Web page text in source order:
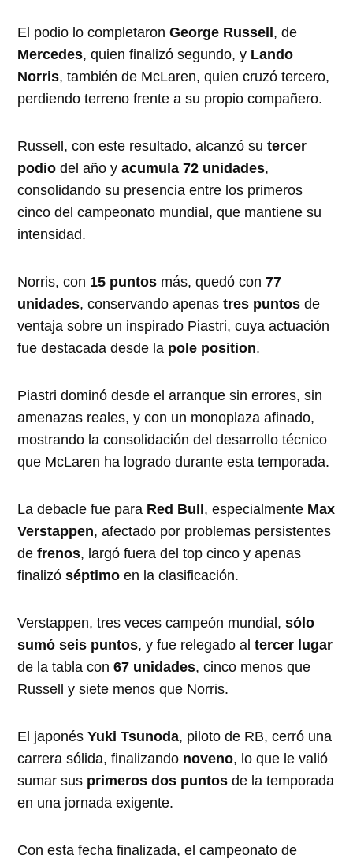
El podio lo completaronGeorge Russell, de
Mercedes, quien finalizó segundo, y Lando
Norris, también de McLaren, quien cruzó tercero,
perdiendo terreno frente a su propio compañero.
Russell, con este resultado, alcanzó sutercer
podio del año yacumula 72 unidades,
consolidando su presencia entre los primeros
cinco del campeonato mundial, que mantiene su
intensidad.
Norris, con 15 puntos más, quedó con77
unidades, conservando apenastres puntos de
ventaja sobre un inspirado Piastri, cuya actuación
fue destacada desde la pole position.
Piastri dominó desde el arranque sin errores, sin
amenazas reales, y con un monoplaza afinado,
mostrando la consolidación del desarrollo técnico
que McLaren ha logrado durante esta temporada.
La debacle fue para Red Bull, especialmente Max
Verstappen, afectado por problemas persistentes
defrenos, largó fuera del top cinco y apenas
finalizóséptimo en la clasificación.
Verstappen, tres veces campeón mundial,sólo
sumó seis puntos, y fue relegado altercer lugar
de la tabla con67 unidades, cinco menos que
Russell y siete menos que Norris.
El japonésYuki Tsunoda, piloto de RB, cerró una
carrera sólida, finalizando noveno, lo que le valió
sumar sus primeros dos puntos de la temporada
en una jornada exigente.
Con esta fecha finalizada, el campeonato de